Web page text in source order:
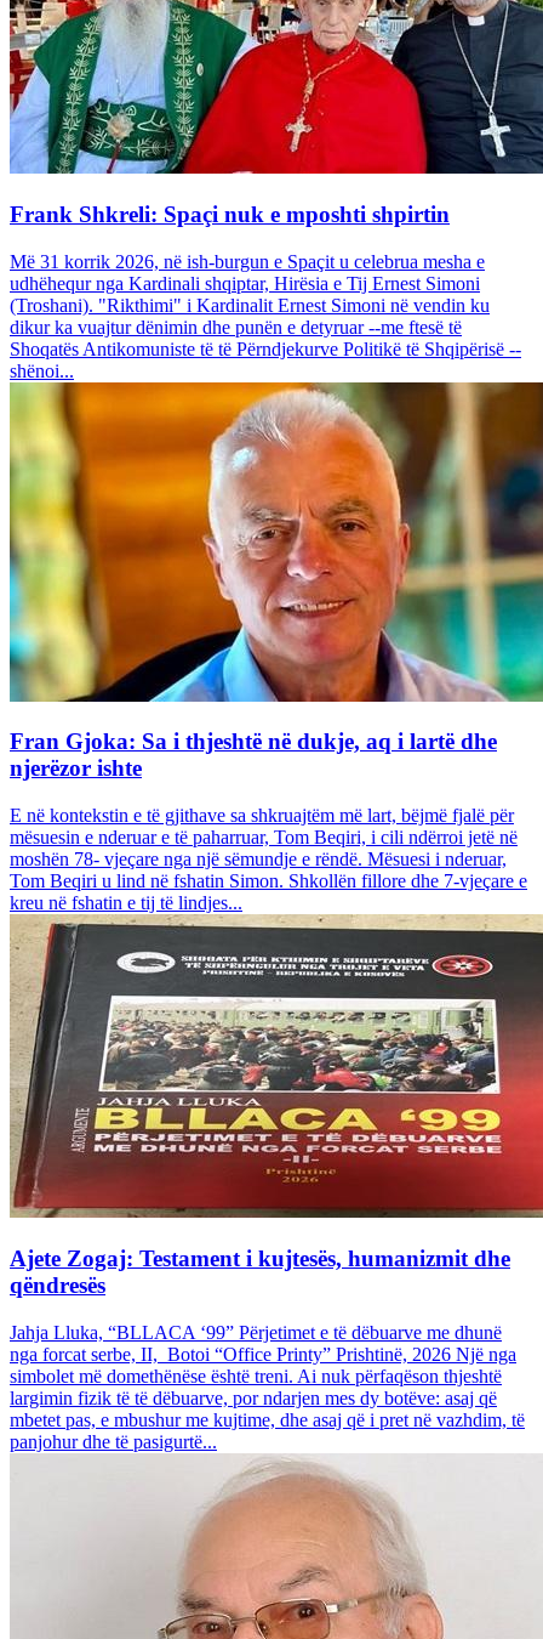
Frank Shkreli: Spaçi nuk e mposhti shpirtin
Më 31 korrik 2026, në ish-burgun e Spaçit u celebrua mesha e
udhëhequr nga Kardinali shqiptar, Hirësia e Tij Ernest Simoni
(Troshani). "Rikthimi" i Kardinalit Ernest Simoni në vendin ku
dikur ka vuajtur dënimin dhe punën e detyruar --me ftesë të
Shoqatës Antikomuniste të të Përndjekurve Politikë të Shqipërisë --
shënoi...
Fran Gjoka: Sa i thjeshtë në dukje, aq i lartë dhe
njerëzor ishte
E në kontekstin e të gjithave sa shkruajtëm më lart, bëjmë fjalë për
mësuesin e nderuar e të paharruar, Tom Beqiri, i cili ndërroi jetë në
moshën 78- vjeçare nga një sëmundje e rëndë. Mësuesi i nderuar,
Tom Beqiri u lind në fshatin Simon. Shkollën fillore dhe 7-vjeçare e
kreu në fshatin e tij të lindjes...
Ajete Zogaj: Testament i kujtesës, humanizmit dhe
qëndresës
Jahja Lluka, “BLLACA ‘99” Përjetimet e të dëbuarve me dhunë
nga forcat serbe, II, Botoi “Office Printy” Prishtinë, 2026 Një nga
simbolet më domethënëse është treni. Ai nuk përfaqëson thjeshtë
largimin fizik të të dëbuarve, por ndarjen mes dy botëve: asaj që
mbetet pas, e mbushur me kujtime, dhe asaj që i pret në vazhdim, të
panjohur dhe të pasigurtë...